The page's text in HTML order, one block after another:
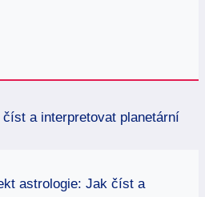
astrologie: Jak číst a